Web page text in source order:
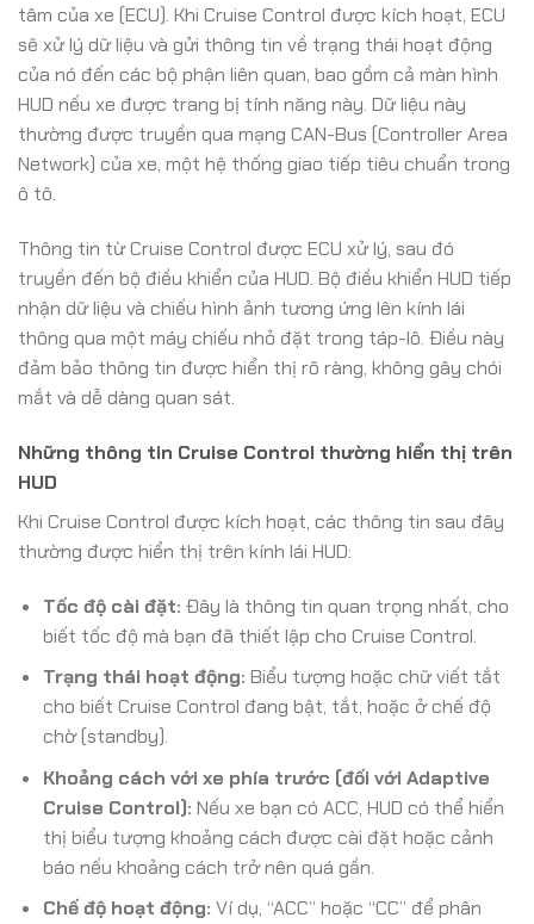
tâm của xe (ECU). Khi Cruise Control được kích hoạt, ECU
sẽ xử lý dữ liệu và gửi thông tin về trạng thái hoạt động
của nó đến các bộ phận liên quan, bao gồm cả màn hình
HUD nếu xe được trang bị tính năng này. Dữ liệu này
thường được truyền qua mạng CAN-Bus (Controller Area
Network) của xe, một hệ thống giao tiếp tiêu chuẩn trong
ô tô.
Thông tin từ Cruise Control được ECU xử lý, sau đó
truyền đến bộ điều khiển của HUD. Bộ điều khiển HUD tiếp
nhận dữ liệu và chiếu hình ảnh tương ứng lên kính lái
thông qua một máy chiếu nhỏ đặt trong táp-lô. Điều này
đảm bảo thông tin được hiển thị rõ ràng, không gây chói
mắt và dễ dàng quan sát.
Những thông tin Cruise Control thường hiển thị trên
HUD
Khi Cruise Control được kích hoạt, các thông tin sau đây
thường được hiển thị trên kính lái HUD:
Tốc độ cài đặt: Đây là thông tin quan trọng nhất, cho
biết tốc độ mà bạn đã thiết lập cho Cruise Control.
Trạng thái hoạt động: Biểu tượng hoặc chữ viết tắt
cho biết Cruise Control đang bật, tắt, hoặc ở chế độ
chờ (standby).
Khoảng cách với xe phía trước (đối với Adaptive
Cruise Control): Nếu xe bạn có ACC, HUD có thể hiển
thị biểu tượng khoảng cách được cài đặt hoặc cảnh
báo nếu khoảng cách trở nên quá gần.
Chế độ hoạt động: Ví dụ, “ACC” hoặc “CC” để phân